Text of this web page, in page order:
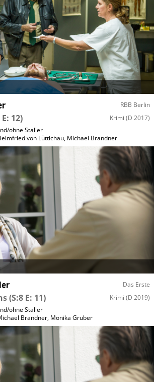
RBB Berlin
E: 12) Krimi (D 2017)
​ohne Staller
von Lüttichau, Michael Brandner
Das Erste
(S:8 E: 11) Krimi (D 2019)
​ohne Staller
Brandner, Monika Gruber